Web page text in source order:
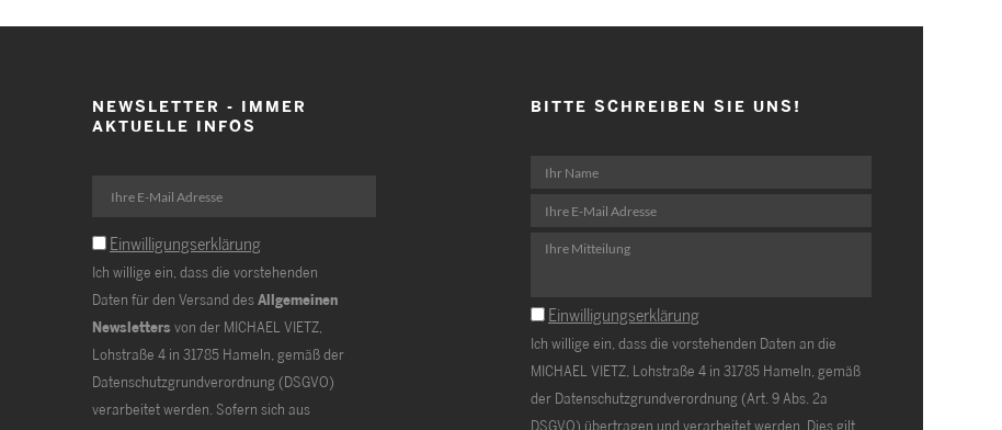
NEWSLETTER - IMMER
AKTUELLE INFOS
Einwilligungserklärung
Ich willige ein, dass die vorstehenden
Daten für den Versand desAllgemeinen
Newsletters von der MICHAEL VIETZ,
Lohstraße 4 in 31785 Hameln, gemäß der
Datenschutzgrundverordnung (DSGVO)
verarbeitet werden. Sofern sich aus
BITTE SCHREIBEN SIE UNS!
Einwilligungserklärung
Ich willige ein, dass die vorstehenden Daten an die
MICHAEL VIETZ, Lohstraße 4 in 31785 Hameln, gemäß
der Datenschutzgrundverordnung (Art. 9 Abs. 2a
DSGVO) übertragen und verarbeitet werden. Dies gilt